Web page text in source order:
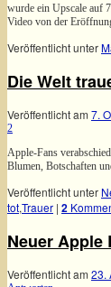
wurde ein Upscale auf
Video von der
Veröffentlicht unter
Die Welt
Veröffentlicht am 7.
2
Apple-Fans
Blumen, Botschaften
Veröffentlicht unter
tot,Trauer | 2
Neuer Apple
Veröffentlicht am 23.